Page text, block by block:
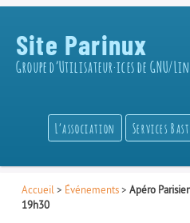
Site Parinux
Groupe d’Utilisateur·ices de GNU/
L’association Services
Accueil > Événements> Apéro
19h30